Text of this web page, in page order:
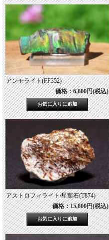
アンモライト(FF352)
価格：6,800円(税込)
アストロフィライト/星葉石(T874)
価格：15,800円(税込)